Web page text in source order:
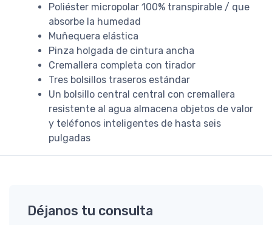
Poliéster micropolar 100% transpirable / que
absorbe la humedad
Muñequera elástica
Pinza holgada de cintura ancha
Cremallera completa con tirador
Tres bolsillos traseros estándar
Un bolsillo central central con cremallera
resistente al agua almacena objetos de valor
y teléfonos inteligentes de hasta seis
pulgadas
Déjanos tu consulta